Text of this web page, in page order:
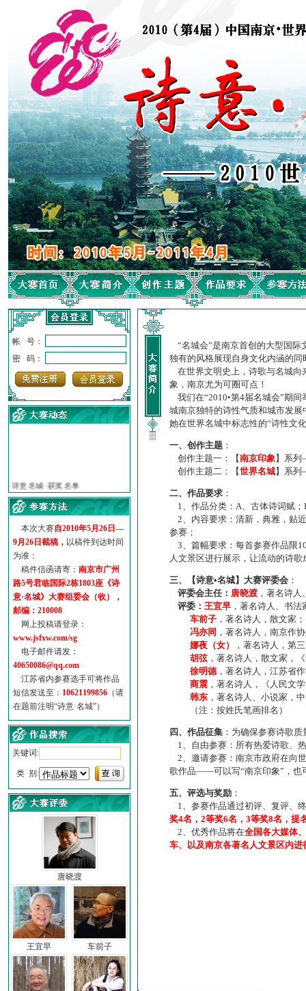
帐 号：
密 码：
·【诗意·名城】地铁展示作...
·诗意名城·地铁时间
地铁完美呈现【诗意·名城...
参赛作品多达5000多首
“诗意·名城”晒诗会
特别通知--致广大诗词爱好...
本次大赛自2010年5月26日—
9月26日截稿， 以稿件到达时间
为准：
稿件信函请寄： 南京市广州
路5号君临国际2栋1803座《诗
意·名城》大赛组委会（收），
邮编：210008
网上投稿请登录：
www.jsfxw.com/sg
电子邮件请发：
40650086@qq.com
江苏省内参赛选手可将作品
短信发送至： 10621199856 （请
在题前注明“诗意·名城”）
关键词:
类 别:
唐晓渡
王宜早 车前子
“名城会”是南京首创的大型国际
独有的风格展现自身文化内涵的
在世界文明史上，诗歌与名城向
象，南京尤为可圈可点！
我们在“2010•第4届名城会”期
城南京独特的诗性气质和城市发
她在世界名城中标志性的“诗性文
一、创作主题 ：
创作主题一：【南京印象】系
创作主题二：【世界名城】系
二、作品要求 ：
1、作品分类：A、古体诗词赋；
2、内容要求：清新，典雅，贴
参赛；
3、篇幅要求：每首参赛作品限
人文景区进行展示，让流动的诗
三、【诗意•名城】大赛评委会 ：
评委会主任： 唐晓渡 ，著名诗
评委： 王宜早 ，著名诗人、书
车前子 ，著名诗人，散文家；
冯亦同 ，著名诗人，南京作
娜夜（女）
，著名诗人，第
胡弦，著名诗人，散文家，
徐明德，著名诗人，江苏省
商震 ，著名诗人，《人民文
韩东 ，著名诗人、小说家，
（注：按姓氏笔画排名）
四、作品征集 ：为确保参赛诗歌
1、自由参赛：所有热爱诗歌、
2、邀请参赛：南京市政府在向
歌作品——可以写“南京印象”，也
五、评选与奖励 ：
1、参赛作品通过初评、复评、
奖4名，2等奖6名，3等奖8名，提
2、优秀作品将在全国各大媒体
车、以及南京各著名人文景区内进